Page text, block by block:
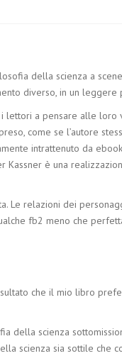
della scienza a
diverso, in un leggere
lettori a pensare alle loro
come se l’autore
intrattenuto da
è una
Le relazioni dei
fb2 meno che
che il mio libro
della scienza
scienza sia sottile che